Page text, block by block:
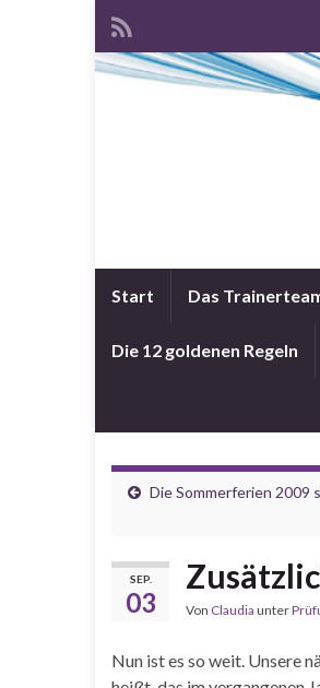
Start Das
Die 12 goldenen Regeln
Die Sommerferien 2009
SEP.
03 Von Claudia unter
Nun ist es so weit. Unsere